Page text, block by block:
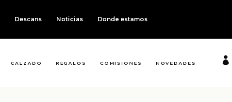
Descans Noticias Donde estamos
CALZADO REGALOS COMISIONES NOVEDADES